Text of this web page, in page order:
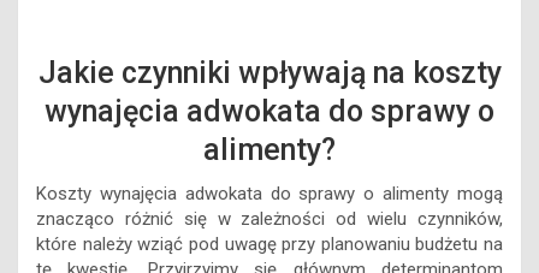
alimenty?
Koszty wynajęcia adwokata do sprawy o alimenty mogą
znacząco różnić się w zależności od wielu czynników,
które należy wziąć pod uwagę przy planowaniu budżetu na
tę kwestię. Przyjrzyjmy się głównym determinantom
wpływającym na cenę usług adwokata w kontekście
sprawy alimentacyjnej.